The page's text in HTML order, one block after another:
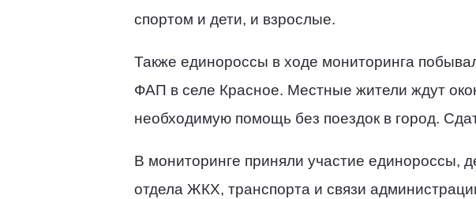
спортом и дети, и взрослые.
Также единороссы в ходе мониторинга
ФАП в селе Красное. Местные жители ждут
необходимую помощь без поездок в город.
В мониторинге приняли участие единороссы,
отдела ЖКХ, транспорта и связи